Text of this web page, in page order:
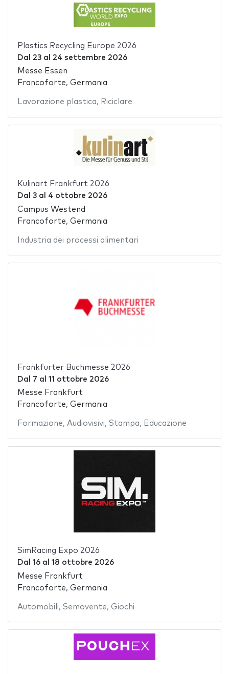
Plastics Recycling Europe 2026
Dal 23al 24 settembre 2026
Messe Essen
Francoforte, Germania
Lavorazione plastica, Riciclare
Kulinart Frankfurt 2026
Dal 3al 4 ottobre 2026
Campus Westend
Francoforte, Germania
Industria dei processi alimentari
Frankfurter Buchmesse 2026
Dal 7 al 11 ottobre 2026
Messe Frankfurt
Francoforte, Germania
Formazione, Audiovisivi, Stampa, Educazione
SimRacing Expo 2026
Dal 16al 18 ottobre 2026
Messe Frankfurt
Francoforte, Germania
Automobili, Semovente, Giochi